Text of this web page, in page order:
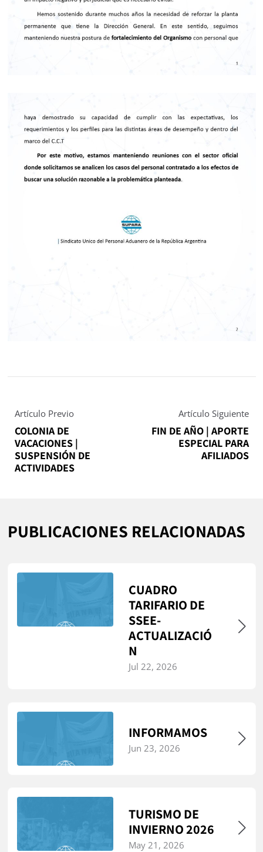
Artículo Previo
COLONIA DE
VACACIONES |
SUSPENSIÓN DE
ACTIVIDADES
Artículo Siguiente
FIN DE AÑO | APORTE
ESPECIAL PARA
AFILIADOS
PUBLICACIONES RELACIONADAS
CUADRO
TARIFARIO DE
SSEE-
ACTUALIZACIÓ
N
Jul 22, 2026
INFORMAMOS
Jun 23, 2026
TURISMO DE
INVIERNO 2026
May 21, 2026